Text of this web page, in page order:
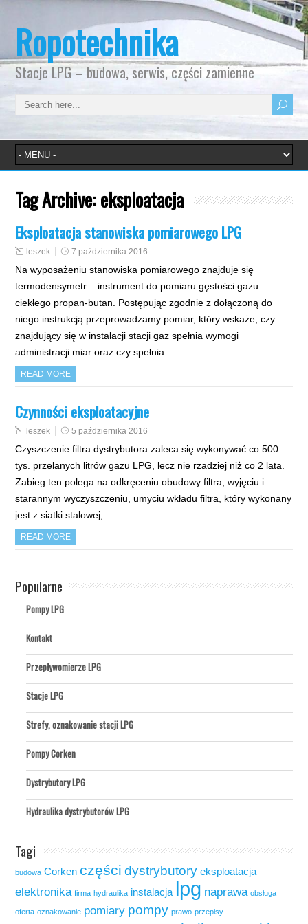
Ropotechnika
Stacje LPG – budowa, serwis, części zamienne
Tag Archive:eksploatacja
Eksploatacja stanowiska pomiarowego LPG
leszek 7 października 2016
Na wyposażeniu stanowiska pomiarowego znajduje się
termodensymetr – instrument do pomiaru gęstości gazu
ciekłego propan-butan. Postępując zgodnie z dołączoną do
niego instrukcją przeprowadzamy pomiar, który wskaże, czy
znajdujący się w instalacji stacji gaz spełnia wymogi
administracji miar oraz czy spełnia…
READ MORE
Czynności eksploatacyjne
leszek 5 października 2016
Czyszczenie filtra dystrybutora zaleca się wykonywać co 500
tys. przelanych litrów gazu LPG, lecz nie rzadziej niż co 2 lata.
Zabieg ten polega na odkręceniu obudowy filtra, wyjęciu i
starannym wyczyszczeniu, umyciu wkładu filtra, który wykonany
jest z siatki stalowej;…
READ MORE
Popularne
Pompy LPG
Kontakt
Przepływomierze LPG
Stacje LPG
Strefy, oznakowanie stacji LPG
Pompy Corken
Dystrybutory LPG
Hydraulika dystrybutorów LPG
Tagi
budowa Corken części dystrybutory eksploatacja
elektronika firma hydraulika instalacja lpg naprawa obsługa
oferta oznakowanie pomiary pompy prawo przepisy